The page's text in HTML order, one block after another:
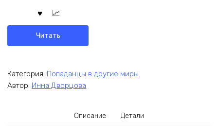
Читать
Категория: Попаданцы в другие миры
Автор: Инна Дворцова
Описание Детали